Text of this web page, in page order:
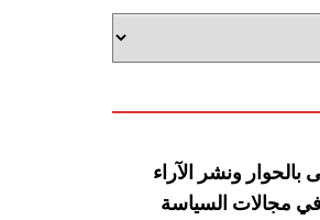
بالحوار ونشر
الآراء
في مجالات السياسة